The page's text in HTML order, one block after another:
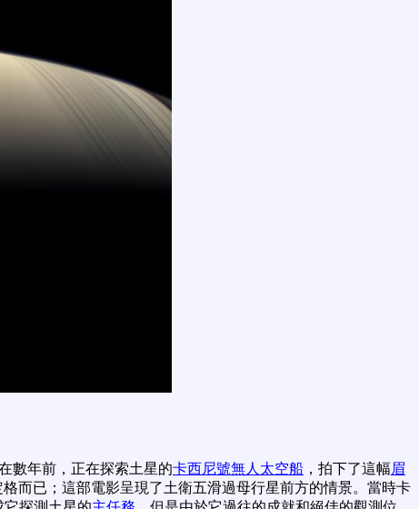
數年前，正在探索土星的卡西尼號無人太空船 ，拍下了這幅眉
格而已；這部電影呈現了土衛五滑過母行星前方的情景。當時卡